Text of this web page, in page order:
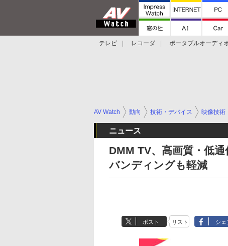
テレビ レコーダ ポータブルオーディ
AV Watch 動向 技術・デバイス 映像技術
ニュース
DMM TV、高画質・低
バンディングも軽減
ポスト リスト シェ